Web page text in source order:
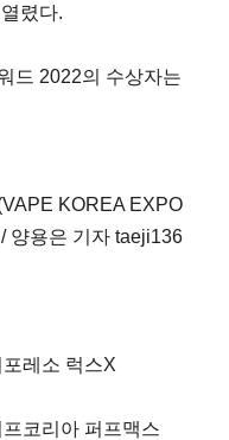
렸다.
드 2022의 수상자는
KOREA EXPO
양용은 기자 taeji136
레소 럭스X
코리아 퍼프맥스